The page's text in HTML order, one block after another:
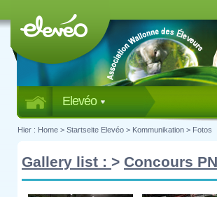
Elevéo
Hier : Home > Startseite Elevéo > Kommunikation > Fotos
Gallery list : > Concours